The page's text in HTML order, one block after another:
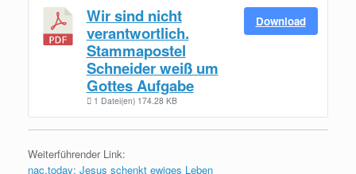
Wir sind nicht
verantwortlich.
Stammapostel
Schneider weiß um
Gottes Aufgabe
1 Datei(en) 174.28 KB
Download
Weiterführender Link:
nac.today: Jesus schenkt ewiges Leben